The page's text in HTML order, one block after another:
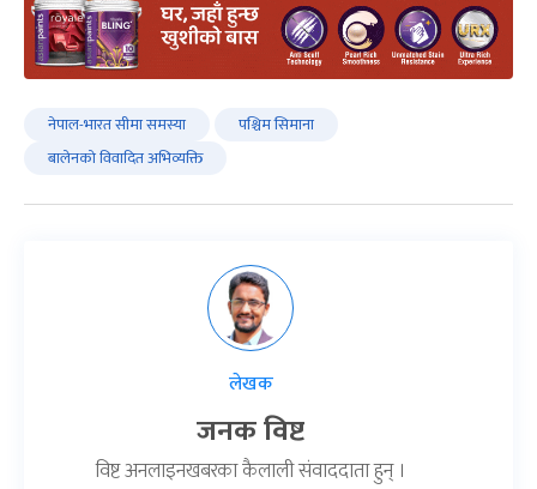
नेपाल-भारत सीमा समस्या
पश्चिम सिमाना
बालेनकाे विवादित अभिव्यक्ति
लेखक
जनक विष्ट
विष्ट अनलाइनखबरका कैलाली संवाददाता हुन् ।